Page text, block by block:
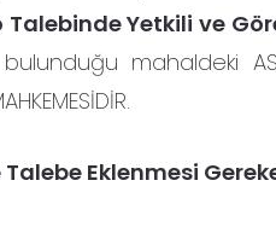
Yetkili ve
mahaldeki
Eklenmesi